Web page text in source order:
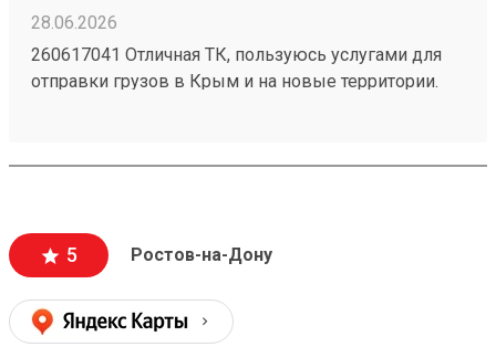
28.06.2026
260617041 Отличная ТК, пользуюсь услугами для
отправки грузов в Крым и на новые территории.
отправления считаются хрупкими, повреждения
5 Ростов-на-Дону